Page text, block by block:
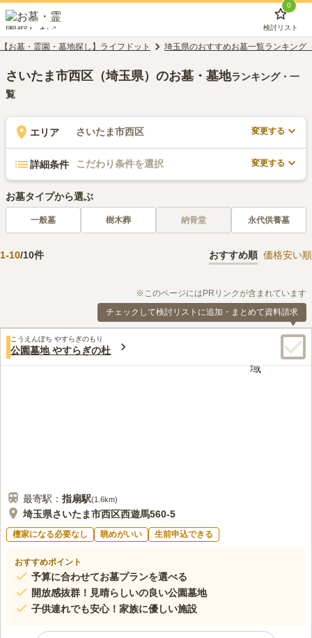
0
検討リスト
【お墓・霊園・墓地探し】ライフドット 埼玉県のおすすめお墓一覧ランキング
さいたま市西区（埼玉県）のお墓・墓地ランキング・一
覧
エリア さいたま市西区 変更する
詳細条件 こだわり条件を選択 変更する
お墓タイプから選ぶ
一般墓 樹木葬 納骨堂 永代供養墓
1-10/10件 おすすめ順 価格安い順
※このページにはPRリンクが含まれています
チェックして検討リストに追加・まとめて資料請求
こうえんぼち やすらぎのもり
公園墓地 やすらぎの杜
最寄駅： 指扇駅(1.6km)
埼玉県さいたま市西区西遊馬560-5
檀家になる必要なし 眺めがいい 生前申込できる
おすすめポイント
予算に合わせてお墓プランを選べる
開放感抜群！見晴らしいの良い公園墓地
子供連れでも安心！家族に優しい施設